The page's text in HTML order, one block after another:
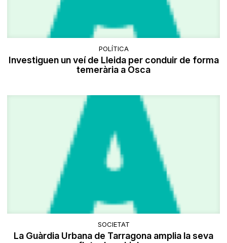
POLÍTICA
Investiguen un veí de Lleida per conduir de forma
temerària a Osca
SOCIETAT
La Guàrdia Urbana de Tarragona amplia la seva